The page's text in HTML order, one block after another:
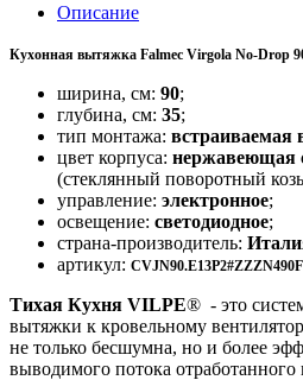
Описание
Кухонная вытяжка Falmec Virgola No-Drop
ширина, см: 90;
глубина, см: 35;
тип монтажа:
цвет корпуса: нержавеющая
(стеклянный поворотный
управление: электронное;
освещение: светодиодное;
страна-производитель:
артикул: CVJN90.E13P2#ZZZN490F
Тихая Кухня VILPE® - это
вытяжки к кровельному
не только бесшумна, но и более
выводимого потока отработанного